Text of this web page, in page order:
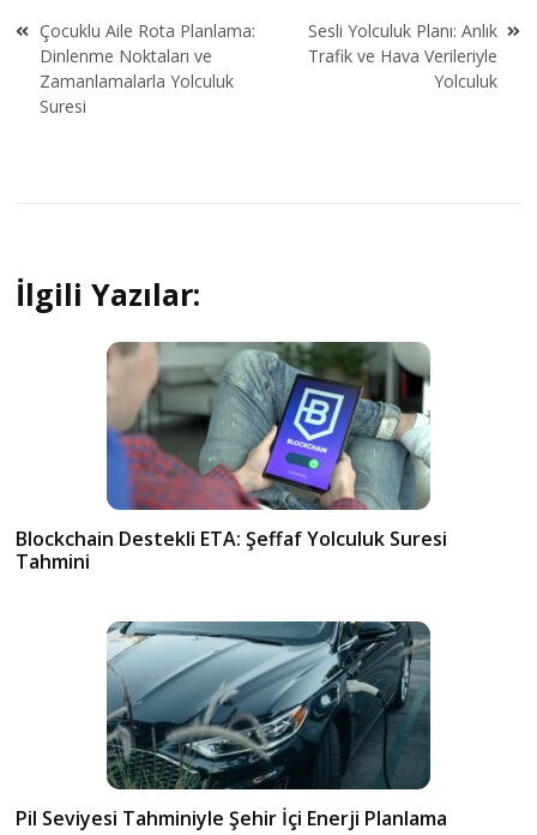
Yazı
gezinmesi
Çocuklu Aile Rota Planlama:
Dinlenme Noktaları ve
Zamanlamalarla Yolculuk
Suresi
Sesli Yolculuk Planı: Anlık
Trafik ve Hava Verileriyle
Yolculuk
İlgili Yazılar:
Blockchain Destekli ETA: Şeffaf Yolculuk Suresi
Tahmini
Pil Seviyesi Tahminiyle Şehir İçi Enerji Planlama